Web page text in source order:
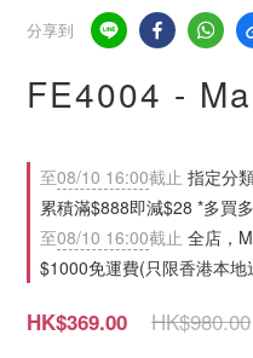
2
1
分享到
FE4004 -
至08/10 16:00截止 指定分
累積滿$888即減$28 *多買
至08/10 16:00截止 全店，
$1000免運費(只限香港本
HK$980.00
HK$369.00